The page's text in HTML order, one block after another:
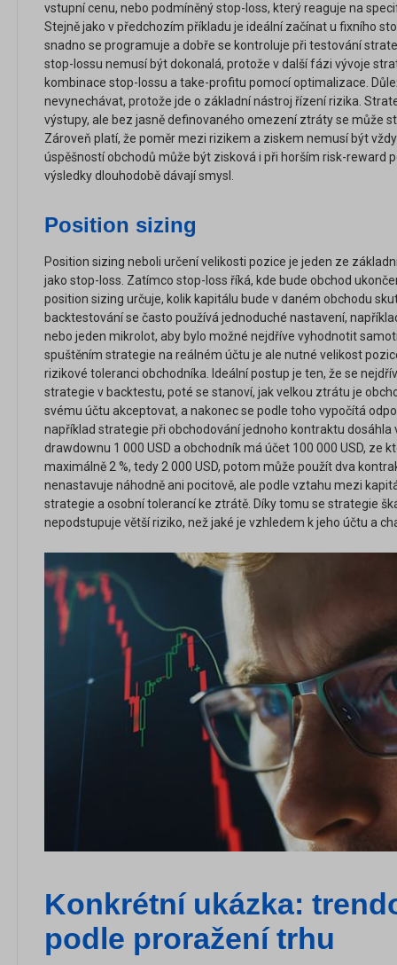
vstupní cenu, nebo podmíněný stop-loss, který reaguje na
Stejně jako v předchozím příkladu je ideální začínat u fixního
snadno se programuje a dobře se kontroluje při testování
stop-lossu nemusí být dokonalá, protože v další fázi vývoje
kombinace stop-lossu a take-profitu pomocí optimalizace.
nevynechávat, protože jde o základní nástroj řízení rizika.
výstupy, ale bez jasně definovaného omezení ztráty se může
Zároveň platí, že poměr mezi rizikem a ziskem nemusí být
úspěšností obchodů může být zisková i při horším risk-reward
výsledky dlouhodobě dávají smysl.
Position sizing
Position sizing neboli určení velikosti pozice je jeden ze
jako stop-loss. Zatímco stop-loss říká, kde bude obchod
position sizing určuje, kolik kapitálu bude v daném obchodu
backtestování se často používá jednoduché nastavení,
nebo jeden mikrolot, aby bylo možné nejdříve vyhodnotit
spuštěním strategie na reálném účtu je ale nutné velikost
rizikové toleranci obchodníka. Ideální postup je ten, že se
strategie v backtestu, poté se stanoví, jak velkou ztrátu je
svému účtu akceptovat, a nakonec se podle toho vypočítá
například strategie při obchodování jednoho kontraktu
drawdownu 1 000 USD a obchodník má účet 100 000 USD, ze
maximálně 2 %, tedy 2 000 USD, potom může použít dva
nenastavuje náhodně ani pocitově, ale podle vztahu mezi
strategie a osobní tolerancí ke ztrátě. Díky tomu se strategie
nepodstupuje větší riziko, než jaké je vzhledem k jeho účtu a
Konkrétní ukázka:
podle proražení trhu